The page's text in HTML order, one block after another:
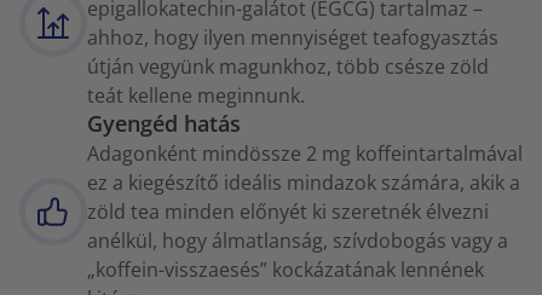
epigallokatechin-galátot (EGCG) tartalmaz –
ahhoz, hogy ilyen mennyiséget teafogyasztás
útján vegyünk magunkhoz, több csésze zöld
teát kellene meginnunk.
Gyengéd hatás
Adagonként mindössze 2 mg koffeintartalmával
ez a kiegészítő ideális mindazok számára, akik a
zöld tea minden előnyét ki szeretnék élvezni
anélkül, hogy álmatlanság, szívdobogás vagy a
„koffein-visszaesés” kockázatának lennének